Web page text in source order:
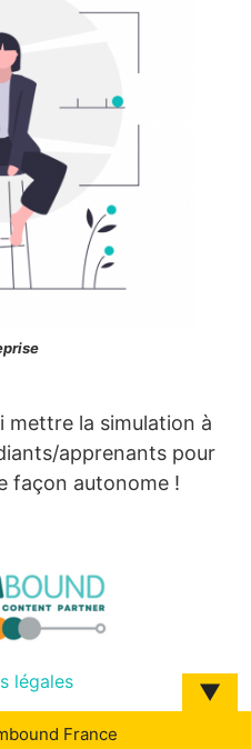
mettre la simulation à
apprenants pour
façon autonome !
▼
France
légales